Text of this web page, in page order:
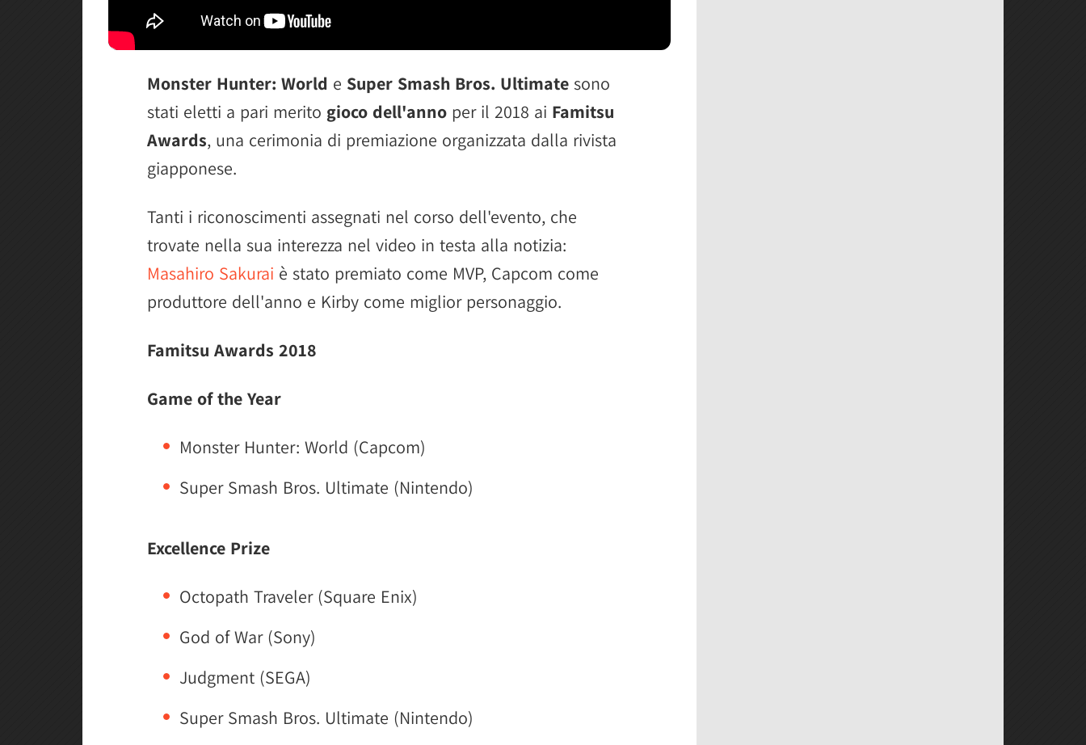
Monster Hunter: World e Super Smash Bros. Ultimate sono
stati eletti a pari merito gioco dell'anno per il 2018 ai Famitsu
Awards, una cerimonia di premiazione organizzata dalla rivista
giapponese.
Tanti i riconoscimenti assegnati nel corso dell'evento, che
trovate nella sua interezza nel video in testa alla notizia:
Masahiro Sakurai è stato premiato come MVP, Capcom come
produttore dell'anno e Kirby come miglior personaggio.
Famitsu Awards 2018
Game of the Year
Monster Hunter: World (Capcom)
Super Smash Bros. Ultimate (Nintendo)
Excellence Prize
Octopath Traveler (Square Enix)
God of War (Sony)
Judgment (SEGA)
Super Smash Bros. Ultimate (Nintendo)